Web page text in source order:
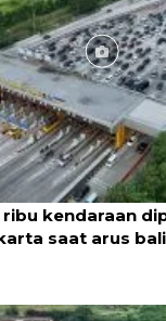
ribu kendaraan
saat arus